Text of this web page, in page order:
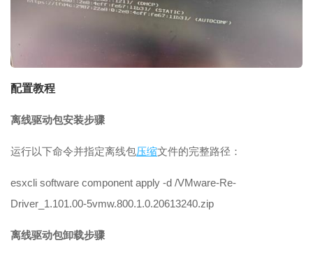
配置教程
离线驱动包安装步骤
运行以下命令并指定离线包压缩文件的完整路径：
esxcli software component apply -d /VMware-Re-
Driver_1.101.00-5vmw.800.1.0.20613240.zip
离线驱动包卸载步骤